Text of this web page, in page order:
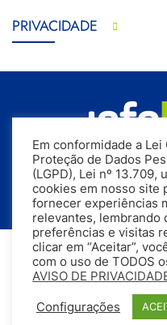
PRIVACIDADE
Todos os direitos
Em conformidade a Lei
Proteção de Dados
(LGPD), Lei nº 13.709,
cookies em nosso site
fornecer experiências
relevantes, lembrando
preferências e visitas
clicar em “Aceitar”,
com o uso de TODOS
AVISO DE
Configurações